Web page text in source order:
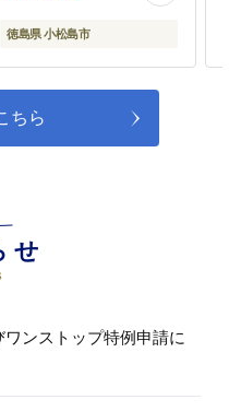
徳島県 小松島市
ちら
せ
ンストップ特例申請に